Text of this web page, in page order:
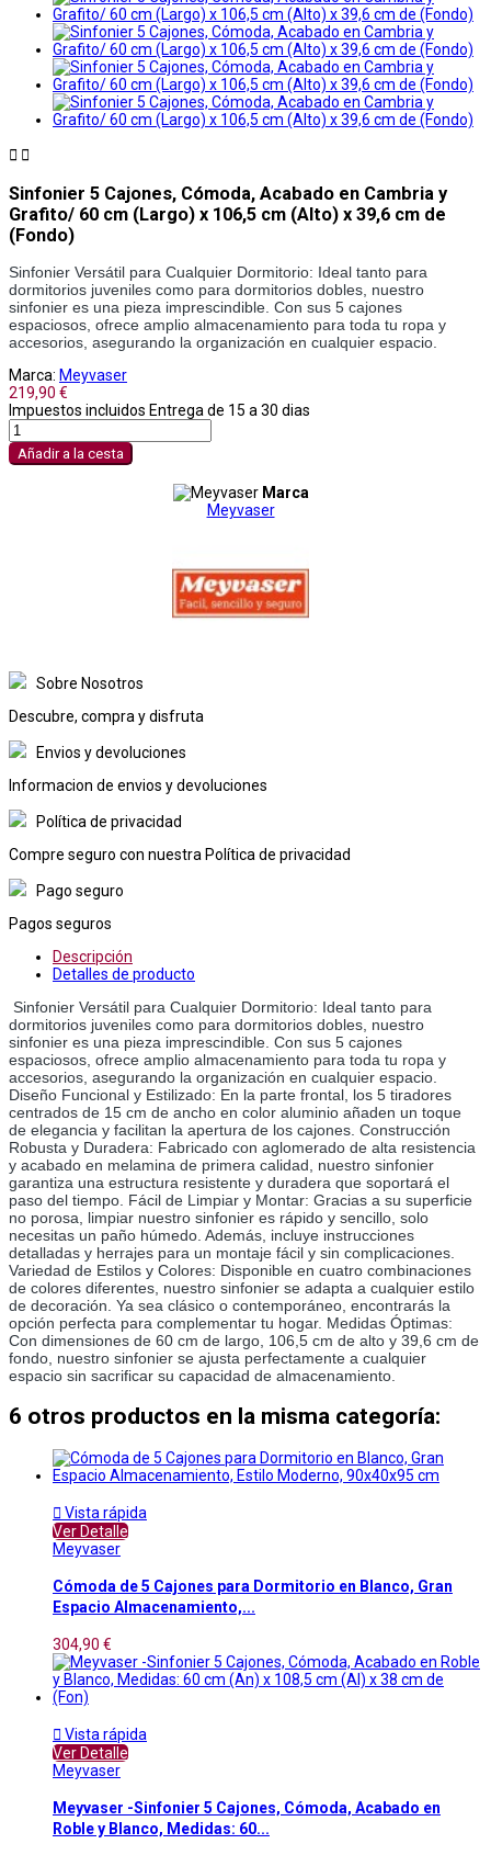
 
Sinfonier 5 Cajones, Cómoda, Acabado en Cambria y
Grafito/ 60 cm (Largo) x 106,5 cm (Alto) x 39,6 cm de
(Fondo)
Sinfonier Versátil para Cualquier Dormitorio: Ideal tanto para
dormitorios juveniles como para dormitorios dobles, nuestro
sinfonier es una pieza imprescindible. Con sus 5 cajones
espaciosos, ofrece amplio almacenamiento para toda tu ropa y
accesorios, asegurando la organización en cualquier espacio.
Marca: Meyvaser
219,90 €
Impuestos incluidos Entrega de 15 a 30 dias
Añadir a la cesta
Marca
Meyvaser
Sobre Nosotros
Descubre, compra y disfruta
Envios y devoluciones
Informacion de envios y devoluciones
Política de privacidad
Compre seguro con nuestra Política de privacidad
Pago seguro
Pagos seguros
Descripción
Detalles de producto
Sinfonier Versátil para Cualquier Dormitorio: Ideal tanto para
dormitorios juveniles como para dormitorios dobles, nuestro
sinfonier es una pieza imprescindible. Con sus 5 cajones
espaciosos, ofrece amplio almacenamiento para toda tu ropa y
accesorios, asegurando la organización en cualquier espacio.
Diseño Funcional y Estilizado: En la parte frontal, los 5 tiradores
centrados de 15 cm de ancho en color aluminio añaden un toque
de elegancia y facilitan la apertura de los cajones. Construcción
Robusta y Duradera: Fabricado con aglomerado de alta resistencia
y acabado en melamina de primera calidad, nuestro sinfonier
garantiza una estructura resistente y duradera que soportará el
paso del tiempo. Fácil de Limpiar y Montar: Gracias a su superficie
no porosa, limpiar nuestro sinfonier es rápido y sencillo, solo
necesitas un paño húmedo. Además, incluye instrucciones
detalladas y herrajes para un montaje fácil y sin complicaciones.
Variedad de Estilos y Colores: Disponible en cuatro combinaciones
de colores diferentes, nuestro sinfonier se adapta a cualquier estilo
de decoración. Ya sea clásico o contemporáneo, encontrarás la
opción perfecta para complementar tu hogar. Medidas Óptimas:
Con dimensiones de 60 cm de largo, 106,5 cm de alto y 39,6 cm de
fondo, nuestro sinfonier se ajusta perfectamente a cualquier
espacio sin sacrificar su capacidad de almacenamiento.
6 otros productos en la misma categoría:
 Vista rápida
Ver Detalle
Meyvaser
Cómoda de 5 Cajones para Dormitorio en Blanco, Gran
Espacio Almacenamiento,...
304,90 €
 Vista rápida
Ver Detalle
Meyvaser
Meyvaser -Sinfonier 5 Cajones, Cómoda, Acabado en
Roble y Blanco, Medidas: 60...